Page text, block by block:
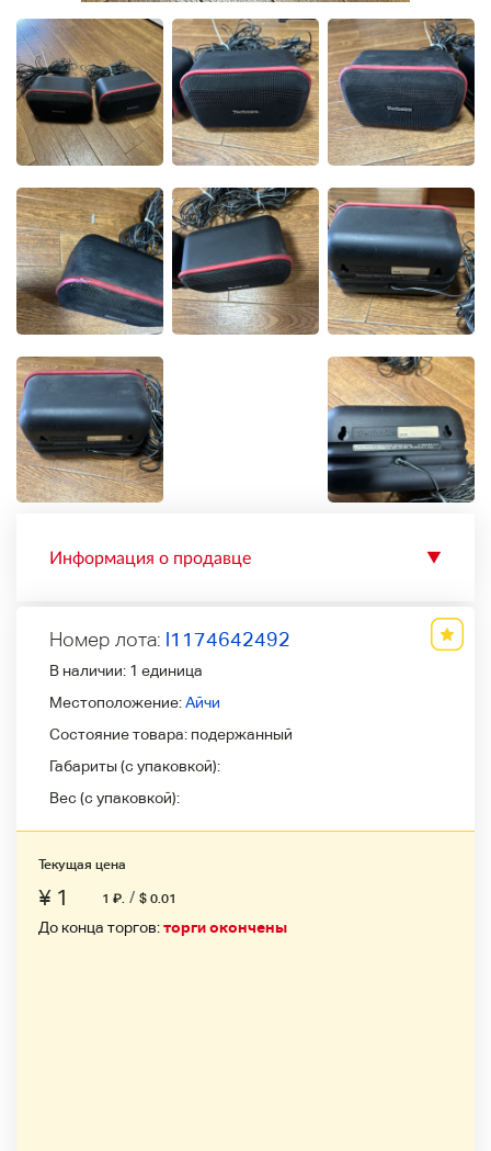
Информация о продавце ▼
Номер лота: l1174642492
В наличии: 1 единица
Местоположение:Айчи
Состояние товара: подержанный
Габариты (с упаковкой):
Вес (с упаковкой):
Текущая цена
¥ 1 1 ₽. / $ 0.01
До конца торгов:торги окончены